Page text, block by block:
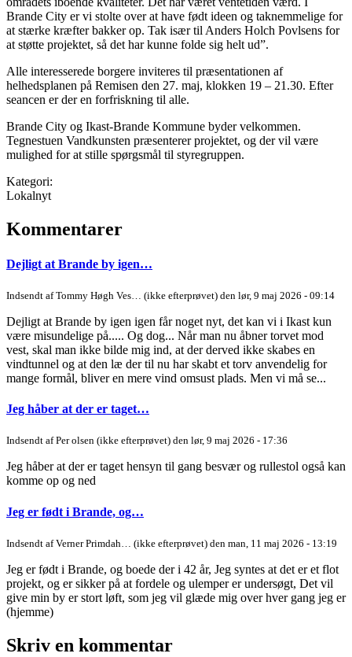
Brande City er vi stolte over at have født ideen og taknemmelige for
at stærke kræfter bakker op. Tak især til Anders Holch Povlsens for
at støtte projektet, så det har kunne folde sig helt ud”.
Alle interesserede borgere inviteres til præsentationen af
helhedsplanen på Remisen den 27. maj, klokken 19 – 21.30. Efter
seancen er der en forfriskning til alle.
Brande City og Ikast-Brande Kommune byder velkommen.
Tegnestuen Vandkunsten præsenterer projektet, og der vil være
mulighed for at stille spørgsmål til styregruppen.
Kategori:
Lokalnyt
Kommentarer
Dejligt at Brande by igen…
Indsendt afTommy Høgh Ves… (ikke efterprøvet) den lør, 9 maj 2026 - 09:14
Dejligt at Brande by igen igen får noget nyt, det kan vi i Ikast kun
være misundelige på..... Og dog... Når man nu åbner torvet mod
vest, skal man ikke bilde mig ind, at der derved ikke skabes en
vindtunnel og at den læ der til nu har skabt et torv anvendelig for
mange formål, bliver en mere vind omsust plads. Men vi må se...
Jeg håber at der er taget…
Indsendt afPer olsen (ikke efterprøvet) den lør, 9 maj 2026 - 17:36
Jeg håber at der er taget hensyn til gang besvær og rullestol også kan
komme op og ned
Jeg er født i Brande, og…
Indsendt afVerner Primdah… (ikke efterprøvet) den man, 11 maj 2026 - 13:19
Jeg er født i Brande, og boede der i 42 år, Jeg syntes at det er et flot
projekt, og er sikker på at fordele og ulemper er undersøgt, Det vil
give min by er stort løft, som jeg vil glæde mig over hver gang jeg er
(hjemme)
Skriv en kommentar